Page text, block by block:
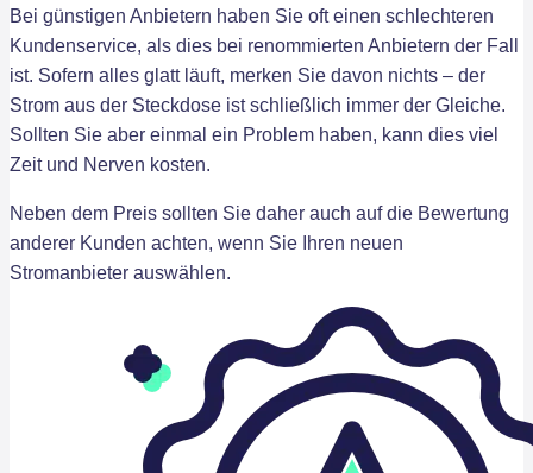
Bei günstigen Anbietern haben Sie oft einen schlechteren
Kundenservice, als dies bei renommierten Anbietern der Fall
ist. Sofern alles glatt läuft, merken Sie davon nichts – der
Strom aus der Steckdose ist schließlich immer der Gleiche.
Sollten Sie aber einmal ein Problem haben, kann dies viel
Zeit und Nerven kosten.
Neben dem Preis sollten Sie daher auch auf die Bewertung
anderer Kunden achten, wenn Sie Ihren neuen
Stromanbieter auswählen.